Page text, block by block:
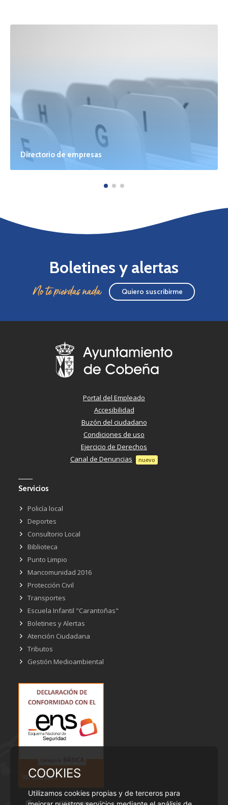
COOKIES
Utilizamos cookies propias y de terceros para
Directorio de empresas
Boletines y alertas
No te pierdas nada Quiero suscribirme
Portal del Empleado
Accesibilidad
Buzón del ciudadano
Condiciones de uso
Ejercicio de Derechos
Canal de Denuncias
nuevo
Servicios
Policía local
Deportes
Consultorio Local
Biblioteca
Punto Limpio
Mancomunidad 2016
Protección Civil
Transportes
Escuela Infantil "Carantoñas"
Boletines y Alertas
Atención Ciudadana
Tributos
Gestión Medioambiental